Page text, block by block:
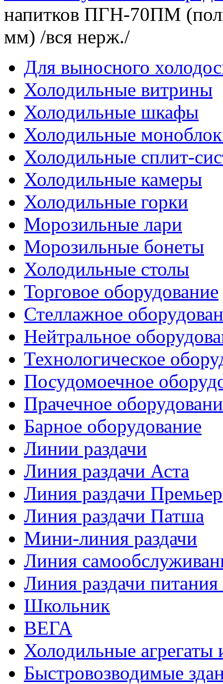
напитков ПГН-70ПМ
мм) /вся нерж./
Для выносного
Холодильные витрины
Холодильные шкафы
Холодильные
Холодильные сплит-
Холодильные камеры
Холодильные горки
Морозильные лари
Морозильные бонеты
Холодильные столы
Торговое оборудование
Стеллажное
Нейтральное
Технологическое
Посудомоечное
Прачечное
Барное оборудование
Линии раздачи
Линия раздачи Аста
Линия раздачи Премьер
Линия раздачи Патша
Мини-линия раздачи
Линия
Линия раздачи
Школьник
ВЕГА
Холодильные агрегаты
Быстровозводимые